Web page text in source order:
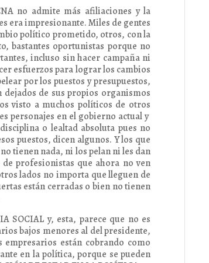
no admite más afiliaciones y la
era impresionante. Miles de gentes
político prometido, otros, con la
bastantes oportunistas porque no
incluso sin hacer campaña ni
esfuerzos para lograr los cambios
por los puestos y presupuestos,
de sus propios organismos
visto a muchos políticos de otros
personajes en el gobierno actual y
o lealtad absoluta pues no
puestos, dicen algunos. Y los que
tienen nada, ni los pelan ni les dan
profesionistas que ahora no ven
lados no importa que lleguen de
están cerradas o bien no tienen
SOCIAL y, esta, parece que no es
bajos menores al del presidente,
están cobrando como
en la política, porque se pueden